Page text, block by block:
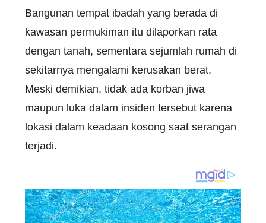
Bangunan tempat ibadah yang berada di
kawasan permukiman itu dilaporkan rata
dengan tanah, sementara sejumlah rumah di
sekitarnya mengalami kerusakan berat.
Meski demikian, tidak ada korban jiwa
maupun luka dalam insiden tersebut karena
lokasi dalam keadaan kosong saat serangan
terjadi.